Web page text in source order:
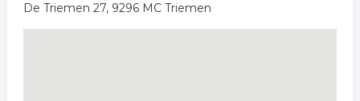
De Triemen 27, 9296 MC Triemen